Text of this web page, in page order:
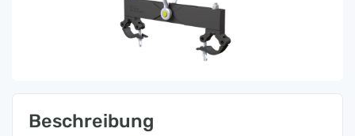
Beschreibung